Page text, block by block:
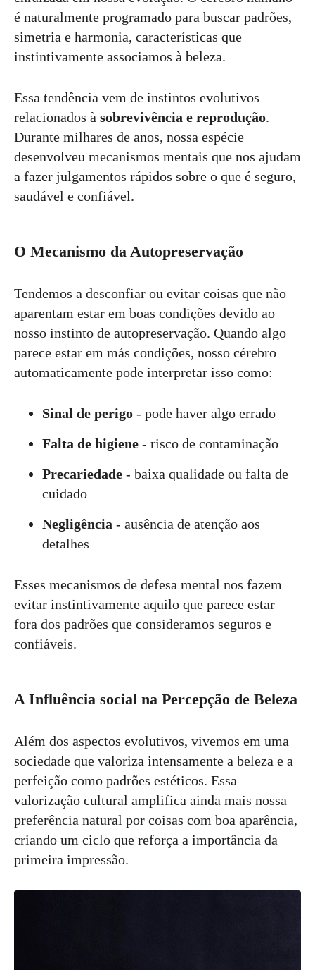
é naturalmente programado para buscar padrões,
simetria e harmonia, características que
instintivamente associamos à beleza.
Essa tendência vem de instintos evolutivos
relacionados à sobrevivência e reprodução.
Durante milhares de anos, nossa espécie
desenvolveu mecanismos mentais que nos ajudam
a fazer julgamentos rápidos sobre o que é seguro,
saudável e confiável.
O Mecanismo da Autopreservação
Tendemos a desconfiar ou evitar coisas que não
aparentam estar em boas condições devido ao
nosso instinto de autopreservação. Quando algo
parece estar em más condições, nosso cérebro
automaticamente pode interpretar isso como:
Sinal de perigo - pode haver algo errado
Falta de higiene - risco de contaminação
Precariedade - baixa qualidade ou falta de
cuidado
Negligência - ausência de atenção aos
detalhes
Esses mecanismos de defesa mental nos fazem
evitar instintivamente aquilo que parece estar
fora dos padrões que consideramos seguros e
confiáveis.
A Influência social na Percepção de Beleza
Além dos aspectos evolutivos, vivemos em uma
sociedade que valoriza intensamente a beleza e a
perfeição como padrões estéticos. Essa
valorização cultural amplifica ainda mais nossa
preferência natural por coisas com boa aparência,
criando um ciclo que reforça a importância da
primeira impressão.